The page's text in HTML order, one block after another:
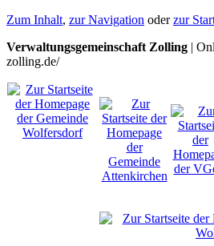
Zum Inhalt, zur Navigation oderzur
Verwaltungsgemeinschaft Zolling |
zolling.de/